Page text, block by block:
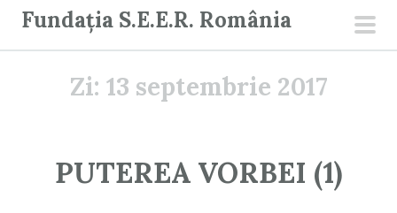
Fundația S.E.E.R. România
Zi: 13 septembrie 2017
PUTEREA VORBEI (1)